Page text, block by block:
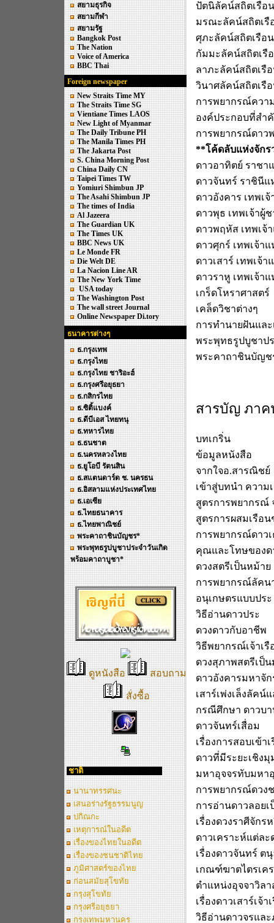
สยามธุรกิจ
สยามกีฬา
สยามรัฐ
Bangkok Post
The Nation
Voice of America
BBC Thai
Foreign newspaper
New Straits Time MY
The Straits Time SG
Vientiane Times LAOS
New Light of Myanmar
The Daily Tribune PH
The Manila Times PH
The Jakarta Post
S. China Morning Post
China Daily CN
Taipei Times TW
Yomiuri Shimbun JP
The Asahi Shimbun JP
The times of India
Al Jazeera
The Guardian UK
The Times UK
BBC News UK
Le Monde FR
Die Welt DE
La Nacion Line AR
The New York Time
USA today
The Washington Post
The wall street Journal
Online Newspaper Di.tory
ธนาคารต่างๆ
ธ.กรุงเทพ
ธ.กรุงไทย
ธ.กรุงไทย ชาริอะฮ์
ธ.กรุงศรีอยุธยา
ธ.กสิกรไทย
ธ.ซิติ้แบงค์
ธ.ดีบีเอส ไทยทนุ
ธ.ทหารไทย
ธ.ธนชาต
ธ.นครหลวงไทย
ธ.ยูโอบี รัตนสิน
ธ.สแตนดาร์ด ช. นครธน
ธ.อิสลามแห่งประเทศไทย
ธ.เอเซีย
ธ.ไทยธนาคาร
ธ.ไทยพาณิชย์
พระคาถาชินบัญชร*
พระพุทธรูปบูชาประจำวันเกิด
พร้อมคาถาบูชา*
ดูหนังสือ สอบถาม
สั่งซื้อ
ชาติ
นานาทรรศนะ
เสนอร่างรัฐธรรมนูญ
ปกิณกะ
เหตุการณ์ในอดีต
เรื่องของไทยในอดีต
เรื่องของชนชาติไทย
ภูมิศาสตร์ของไทย
ก่อนสมัยสุโขทัย
กรุงสุโขทัย
กรุงศรีอยุธยา
กรุงเทพมหานคร
ปัตนิลัคน์สถิตเรือ
มรณะลัคน์สถิตเรื
ศุภะลัคน์สถิตเรือ
กัมมะลัคน์สถิตเรื
ลาภะลัคน์สถิตเรื
วินาศลัคน์สถิตเรื
การพยากรณ์ควา
องค์ประกอบที่สำ
การพยากรณ์ดาว
**โค้ดลับแห่งจักร
ดาวอาทิตย์ ราชา
ดาวจันทร์ ราชินีแ
ดาวอังคาร เทพเ
ดาวพุธ เทพเจ้าผู้
ดาวพฤหัส เทพเจ้
ดาวศุกร์ เทพเจ้า
ดาวเสาร์ เทพเจ้
ดาวราหู เทพเจ้า
เกร็ดโหราศาสตร์
เคล็ดวิชาต่างๆ
การทำนายฝันแล
พระพุทธรูปบูชาป
พระคาถาชินบัญช
สารบัญ ภาค
บทเกริ่น
ข้อมูลหนังสือ
จากใจอ.สารณิชย์
เข้าสู่บทนำ ความ
สูตรการพยากรณ์
สูตรการผสมเรือ
การพยากรณ์ดาว
คุณและโทษของด
ดวงสตรีเป็นหม้าย
การพยากรณ์ลัคน
อนุเกษตรแบบปร
วิธีอ่านดาวประ
ดวงดาวกับอาชีพ
วิธีพยากรณ์เจ้าเ
ดวงสุภาพสตรีเป็น
ดาวอังคารมหาจั
เสาร์เพ่งเล็งลัคน์
กรณีศึกษา ดาวบ
ดาวจันทร์เสื่อม
เรื่องการสอบเข้า
ดาวที่มีระยะเชิงมุ
มหาอุจจรทับมหา
การพยากรณ์ดวง
การอ่านดาวลอยเ
เรื่องดวงราศีจักร
ดาวเคราะห์แต่ล
เรื่องดาวจันทร์ ต
เกณฑ์ฆาตไตรเค
ตำแหน่งอุจจาวิล
เรื่องดาวเสาร์เจ้
วิธีอ่านดาวจรแล